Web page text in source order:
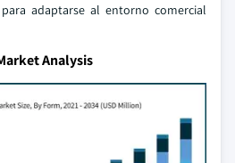
adaptarse al entorno comercial
Analysis